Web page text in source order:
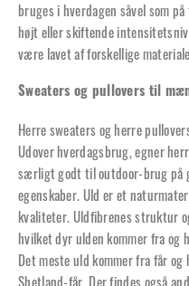
bruges i hverdagen såvel som
højt eller skiftende
være lavet af forskellige
Sweaters og pullovers til
Herre sweaters og herre
Udover hverdagsbrug, egner
særligt godt til outdoor-brug på
egenskaber. Uld er et
kvaliteter. Uldfibrenes struktur
hvilket dyr ulden kommer fra og
Det meste uld kommer fra får
Shetland-får. Der findes også